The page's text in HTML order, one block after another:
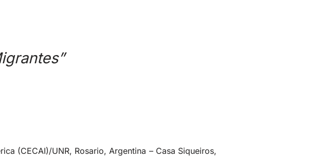
(CECAI)/UNR, Rosario, Argentina – Casa Siqueiros,